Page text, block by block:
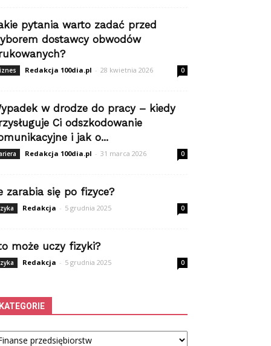
pytania warto zadać przed
dostawcy obwodów
Redakcja 100dia.pl - 28 kwietnia 2026 0
w drodze do pracy – kiedy
Ci odszkodowanie
i jak o...
Redakcja 100dia.pl - 31 marca 2026 0
zarabia się po fizyce?
Redakcja - 5 grudnia 2025 0
może uczy fizyki?
Redakcja - 5 grudnia 2025 0